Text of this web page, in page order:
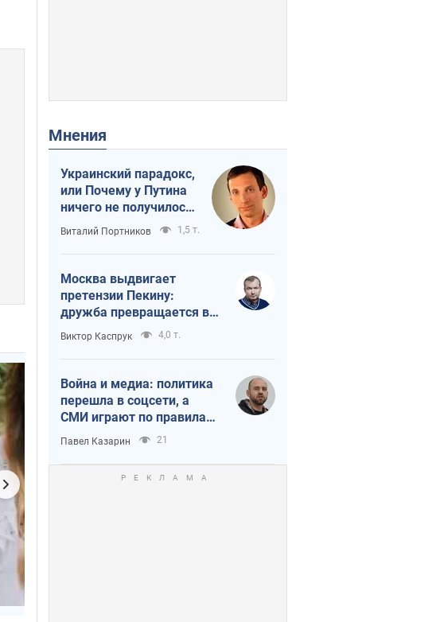
Мнения
Украинский парадокс,
или Почему у Путина
ничего не получилось
с Украиной
Виталий Портников 1,5 т.
Москва выдвигает
претензии Пекину:
дружба превращается в
зависимость России от
Китая
Виктор Каспрук 4,0 т.
Война и медиа: политика
перешла в соцсети, а
СМИ играют по правилам
YouTube
Павел Казарин 21